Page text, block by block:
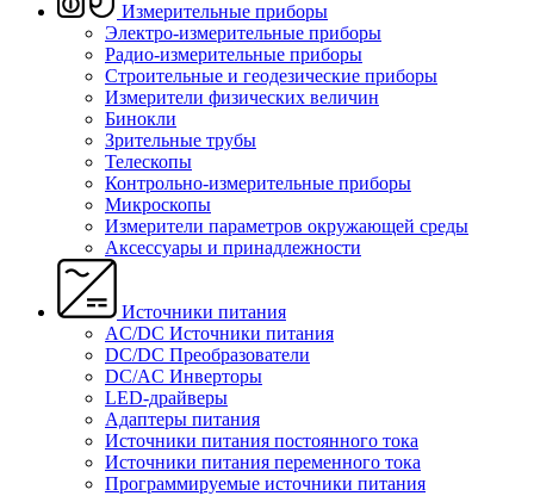
Измерительные приборы
Электро-измерительные приборы
Радио-измерительные приборы
Строительные и геодезические приборы
Измерители физических величин
Бинокли
Зрительные трубы
Телескопы
Контрольно-измерительные приборы
Микроскопы
Измерители параметров окружающей среды
Аксессуары и принадлежности
Источники питания
AC/DC Источники питания
DC/DC Преобразователи
DC/AC Инверторы
LED-драйверы
Адаптеры питания
Источники питания постоянного тока
Источники питания переменного тока
Программируемые источники питания